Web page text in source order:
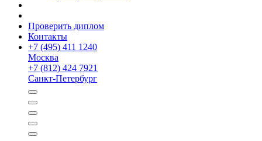
Проверить диплом
Контакты
+7 (495) 411 1240
Москва
+7 (812) 424 7921
Санкт-Петербург